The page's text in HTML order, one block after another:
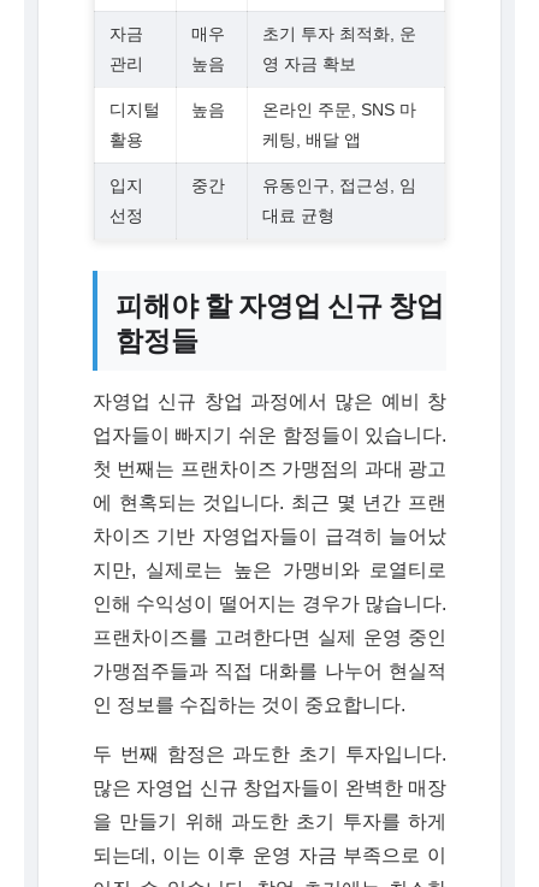
자금
관리
매우
높음
초기 투자 최적화, 운
영 자금 확보
디지털
활용
높음
온라인 주문, SNS 마
케팅, 배달 앱
입지
선정
중간
유동인구, 접근성, 임
대료 균형
피해야 할 자영업 신규 창업
함정들
자영업 신규 창업 과정에서 많은 예비 창
업자들이 빠지기 쉬운 함정들이 있습니다.
첫 번째는 프랜차이즈 가맹점의 과대 광고
에 현혹되는 것입니다. 최근 몇 년간 프랜
차이즈 기반 자영업자들이 급격히 늘어났
지만, 실제로는 높은 가맹비와 로열티로
인해 수익성이 떨어지는 경우가 많습니다.
프랜차이즈를 고려한다면 실제 운영 중인
가맹점주들과 직접 대화를 나누어 현실적
인 정보를 수집하는 것이 중요합니다.
두 번째 함정은 과도한 초기 투자입니다.
많은 자영업 신규 창업자들이 완벽한 매장
을 만들기 위해 과도한 초기 투자를 하게
되는데, 이는 이후 운영 자금 부족으로 이